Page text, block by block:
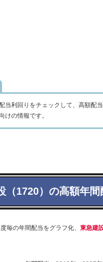
当利回りをチェックして、高額配
けの情報です。
（1720）の高額年間
毎の年間配当をグラフ化、 東急建